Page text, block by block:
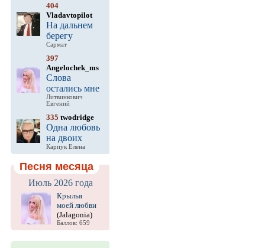
404
Vladavtopilot
На дальнем
берегу
Сармат
397
Angelochek_ms
Слова
остались мне
Литвинкович
Евгений
335 twodridge
Одна любовь
на двоих
Карпук Елена
Песня месяца
Июль 2026 года
Крылья
моей любви
(Jalagonia)
Баллов: 659